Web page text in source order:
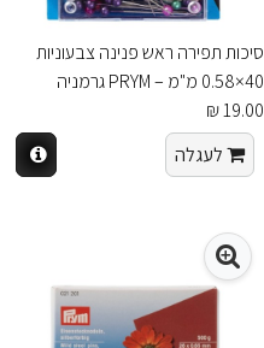
סיכות תפירה ראש פנינה צבעוניות
40×0.58 מ"מ – PRYM גרמניה
19.00 ₪
לעגלה